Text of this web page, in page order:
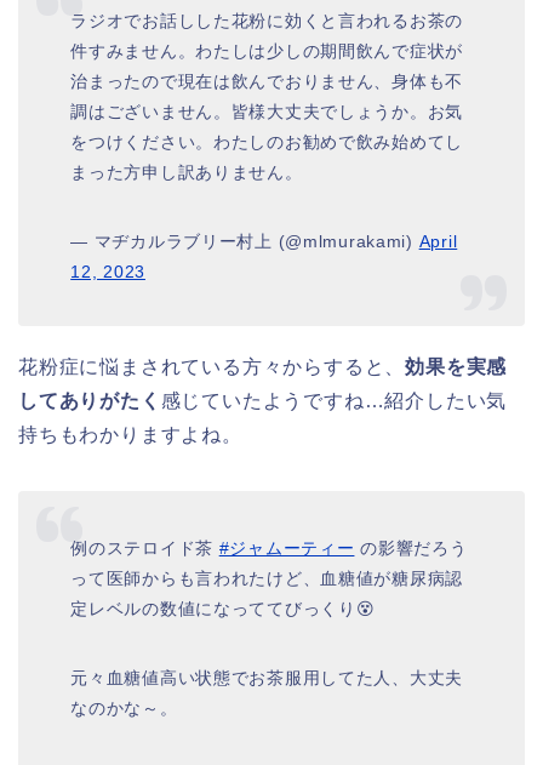
ラジオでお話しした花粉に効くと言われるお茶の
件すみません。わたしは少しの期間飲んで症状が
治まったので現在は飲んでおりません、身体も不
調はございません。皆様大丈夫でしょうか。お気
をつけください。わたしのお勧めで飲み始めてし
まった方申し訳ありません。
— マヂカルラブリー村上 (@mlmurakami) April
12, 2023
花粉症に悩まされている方々からすると、効果を実感
してありがたく 感じていたようですね…紹介したい気
持ちもわかりますよね。
例のステロイド茶 #ジャムーティー の影響だろう
って医師からも言われたけど、血糖値が糖尿病認
定レベルの数値になっててびっくり😵
元々血糖値高い状態でお茶服用してた人、大丈夫
なのかな～。